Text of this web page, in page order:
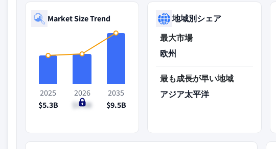
Market Size Trend
2025
$5.3B
2026
$5.6B
2035
$9.5B
地域別シェア
最大市場
欧州
最も成長が早い地域
アジア太平洋